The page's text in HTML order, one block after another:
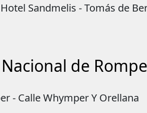
Hotel Sandmelis - Tomás de
de
- Calle Whymper Y Orellana